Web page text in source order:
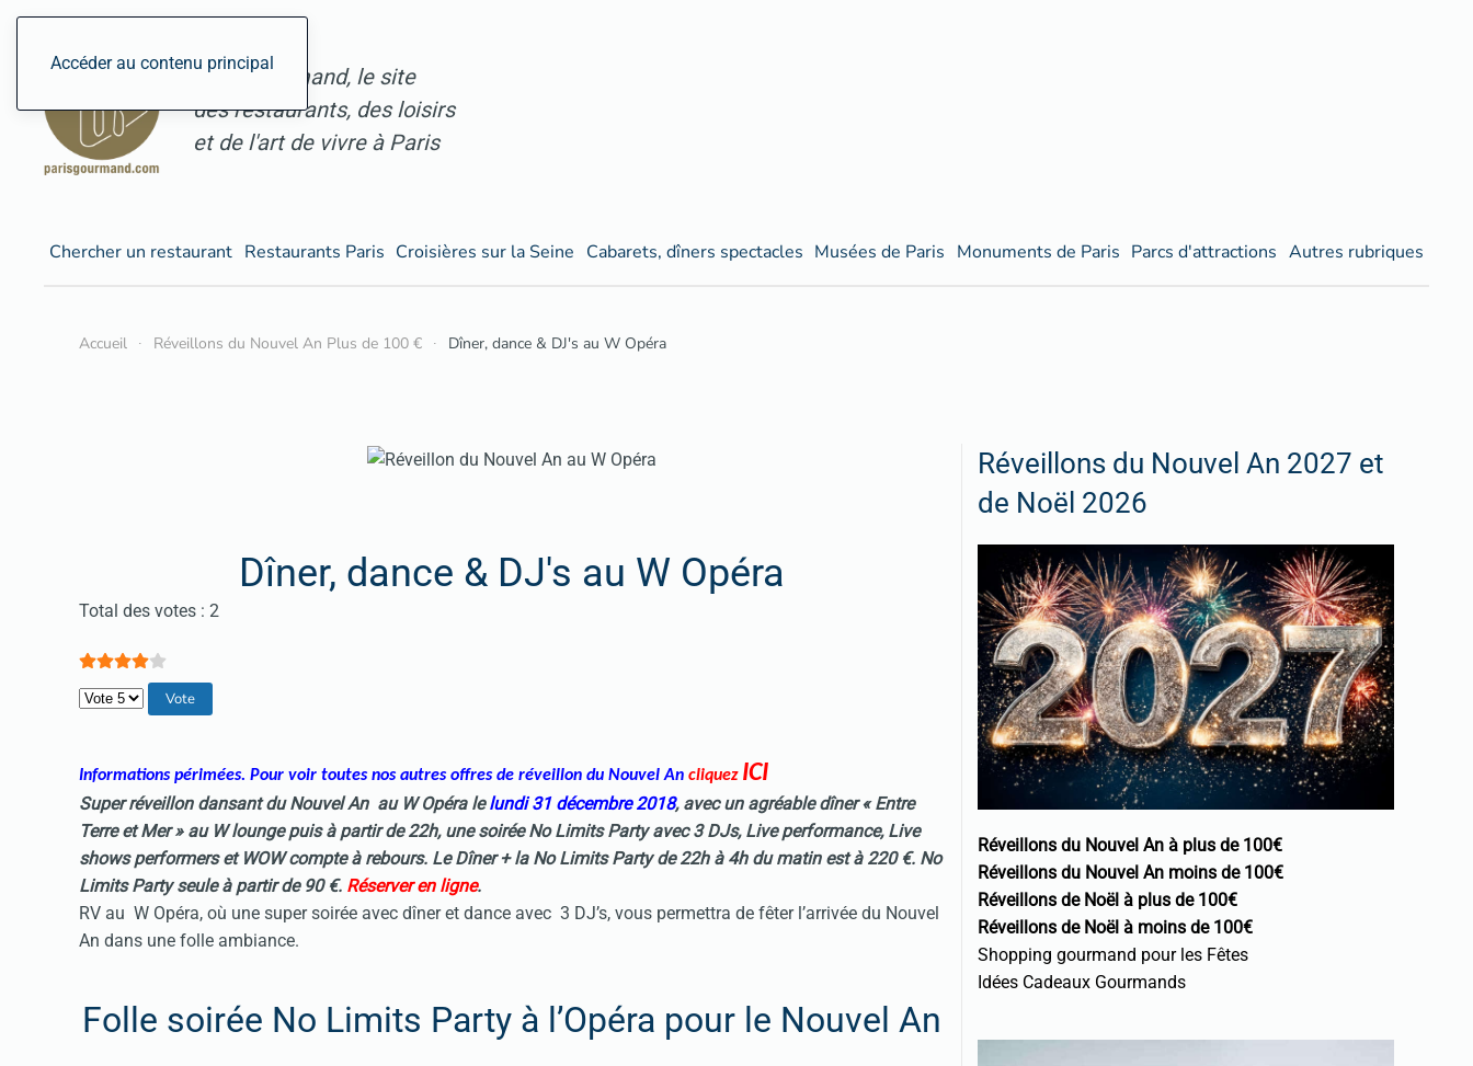
Accéder au contenu principal
ParisGourmand, le site
des restaurants, des loisirs
et de l'art de vivre à Paris
Chercher un restaurant Restaurants Paris Croisières sur la Seine Cabarets, dîners spectacles Musées de Paris Monuments de Paris Parcs d'attractions Autres rubriques
Accueil Réveillons du Nouvel An Plus de 100 € Dîner, dance & DJ's au W Opéra
Dîner, dance & DJ's au W Opéra
Vote utilisateur:4/
Total des votes : 2
Veuillez voter
Informations périmées. Pour voir toutes nos autres offres de réveillon du Nouvel An cliquez ICI
Super réveillon dansant du Nouvel An au W Opéra lelundi 31 décembre 2018, avec un agréable dîner « Entre
Terre et Mer » au W lounge puis à partir de 22h, une soirée No Limits Party avec 3 DJs, Live performance, Live
shows performers et WOW compte à rebours. Le Dîner + la No Limits Party de 22h à 4h du matin est à 220 €. No
Limits Party seule à partir de 90 €. Réserver en ligne.
RV au W Opéra, où une super soirée avec dîner et dance avec 3 DJ’s, vous permettra de fêter l’arrivée du Nouvel
An dans une folle ambiance.
Folle soirée No Limits Party à l’Opéra pour le Nouvel An
Réveillons du Nouvel An 2027 et
de Noël 2026
Réveillons du Nouvel An à plus de 100€
Réveillons du Nouvel An moins de 100€
Réveillons de Noël à plus de 100€
Réveillons de Noël à moins de 100€
Shopping gourmand pour les Fêtes
Idées Cadeaux Gourmands